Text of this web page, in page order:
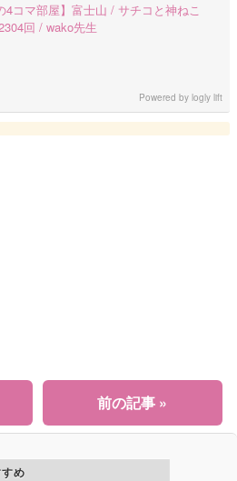
4コマ部屋】富士山 / サチコと神ねこ
回 / wako先生
Powered bylogly lift
前の記事 »
め